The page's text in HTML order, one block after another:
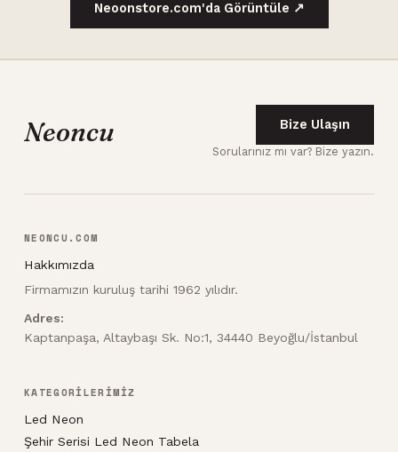
Neoonstore.com'da Görüntüle ↗
Neoncu Bize Ulaşın
Sorularınız mı var? Bize yazın.
NEONCU.COM
Hakkımızda
Firmamızın kuruluş tarihi 1962 yılıdır.
Adres:
Kaptanpaşa, Altaybaşı Sk. No:1, 34440 Beyoğlu/İstanbul
KATEGORİLERİMİZ
Led Neon
Şehir Serisi Led Neon Tabela